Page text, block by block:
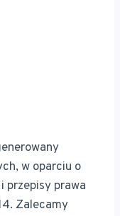
w oparciu o
przepisy prawa
Zalecamy